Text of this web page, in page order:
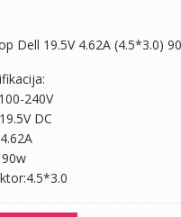
Dell 19.5V 4.62A (4.5*3.0)
240V
DC